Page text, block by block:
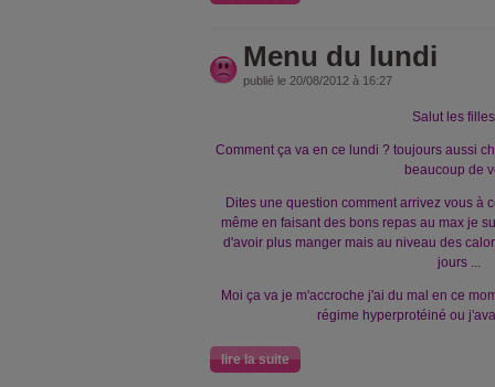
Menu du lundi
publié le 20/08/2012 à 16:27
Salut les
Comment ça va en ce lundi ? toujours aussi
beaucoup de
Dites une question comment arrivez vous à
même en faisant des bons repas au max je
d'avoir plus manger mais au niveau des
jours ...
Moi ça va je m'accroche j'ai du mal en ce
régime hyperprotéiné ou
lire la suite